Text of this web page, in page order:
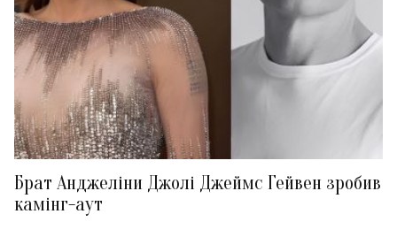
Брат Анджеліни Джолі Джеймс Гейвен зробив
камінг-аут